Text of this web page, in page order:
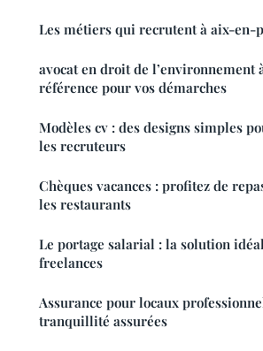
Les métiers qui recrutent à aix-en-
avocat en droit de l’environnement
référence pour vos démarches
Modèles cv : des designs simples
les recruteurs
Chèques vacances : profitez de
les restaurants
Le portage salarial : la solution
freelances
Assurance pour locaux
tranquillité assurées